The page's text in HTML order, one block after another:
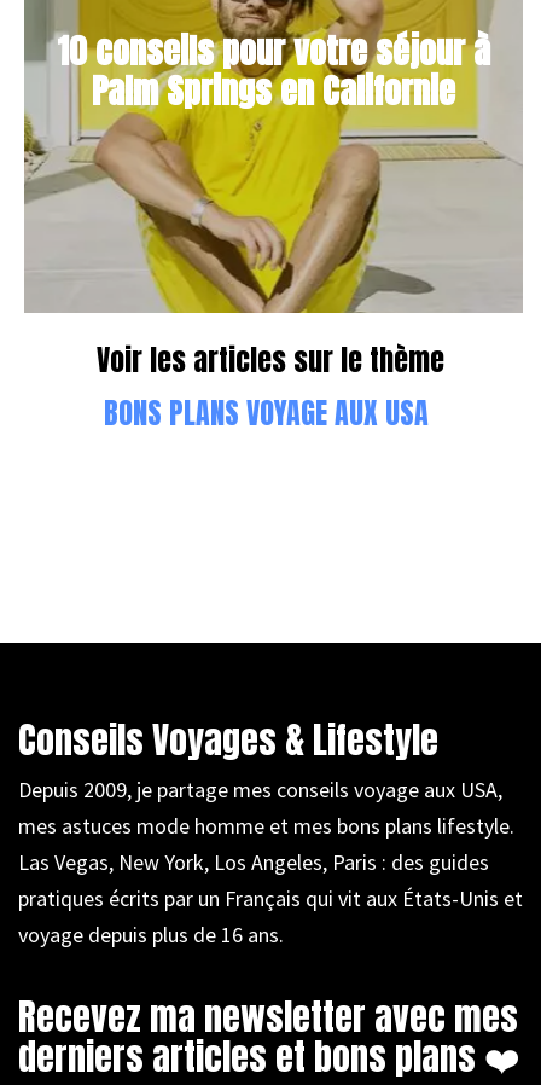
10 conseils pour votre séjour à
Palm Springs en Californie
Voir les articles sur le thème
BONS PLANS VOYAGE AUX USA
Conseils Voyages & Lifestyle
Depuis 2009, je partage mes conseils voyage aux USA,
mes astuces mode homme et mes bons plans lifestyle.
Las Vegas, New York, Los Angeles, Paris : des guides
pratiques écrits par un Français qui vit aux États-Unis et
voyage depuis plus de 16 ans.
Recevez ma newsletter avec mes
derniers articles et bons plans ❤️